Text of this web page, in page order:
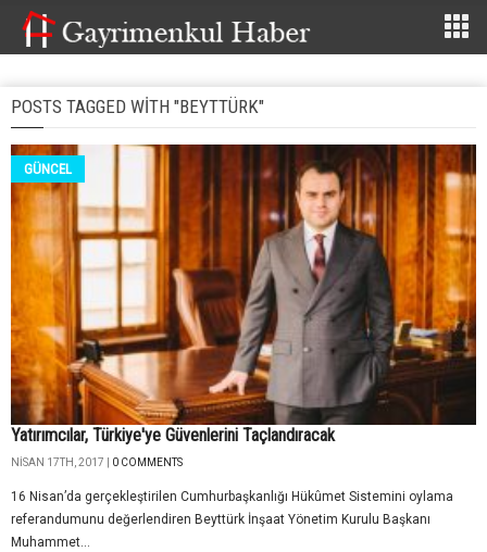
POSTS TAGGED WITH "BEYTTÜRK"
GÜNCEL
Yatırımcılar, Türkiye'ye Güvenlerini Taçlandıracak
NISAN 17TH, 2017 | 0 COMMENTS
16 Nisan’da gerçekleştirilen Cumhurbaşkanlığı Hükûmet Sistemini oylama
referandumunu değerlendiren Beyttürk İnşaat Yönetim Kurulu Başkanı
Muhammet...